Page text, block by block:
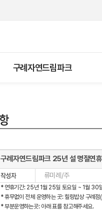
구례자연드림파크
구례자연드림파크 25년 설 명절연
류미례/주
* 연휴기간: 25년 1월 25일 토요일 ~ 1월 30
* 휴무없이 전체 운영하는 곳: 힐링밥상 구례
* 부분운영하는곳: 아래 표를 참고해주세요.